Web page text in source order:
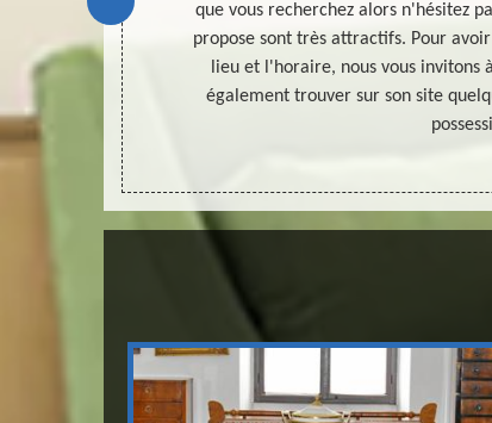
vente des
de
à des
que vous recherchez alors n'hésitez
propose sont très attractifs. Pour
lieu et l'horaire, nous vous invitons
également trouver sur son site